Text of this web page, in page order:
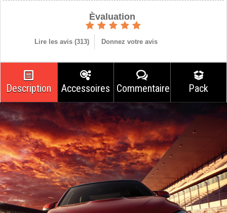
Èvaluation
Lire les avis (313) Donnez votre avis
Description Accessoires Commentaires Pack